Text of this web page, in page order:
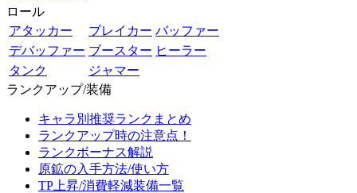
ロール
アタッカー
ブレイカー バッファー
デバッファー ブースター ヒーラー
タンク
ジャマー
ランクアップ/装備
キャラ別推奨ランクまとめ
ランクアップ時の注意点！
ランクボーナス解説
原鉱の入手方法/使い方
TP上昇/消費軽減装備一覧